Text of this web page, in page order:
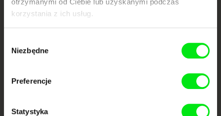
otrzymanymi od Ciebie lub uzyskanymi podczas
korzystania z ich usług.
zgody
Niezbędne
Preferencje
Statystyka
współpracy 7 europejskich festiwali kina dokumentalnego. Naszym celem
jest przesuwać granice filmu dokumentalnego, wspierać jego
różnorodność i promować wartościowe autorskie filmy.
Członkowie Doc Alliance